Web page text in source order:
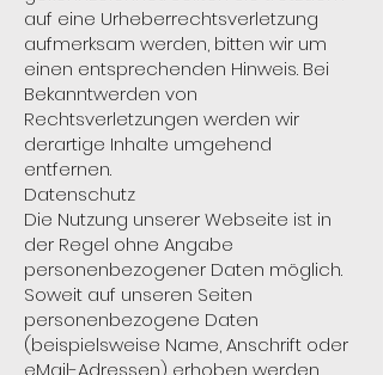
auf eine Urheberrechtsverletzung
aufmerksam werden, bitten wir um
einen entsprechenden Hinweis. Bei
Bekanntwerden von
Rechtsverletzungen werden wir
derartige Inhalte umgehend
entfernen.
Datenschutz
Die Nutzung unserer Webseite ist in
der Regel ohne Angabe
personenbezogener Daten möglich.
Soweit auf unseren Seiten
personenbezogene Daten
(beispielsweise Name, Anschrift oder
eMail-Adressen) erhoben werden,